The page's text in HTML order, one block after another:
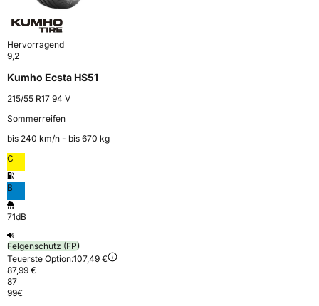
Hervorragend
9,2
Kumho Ecsta HS51
215/55 R17 94 V
Sommerreifen
bis 240 km⁠/⁠h - bis 670 kg
C
B
71dB
Felgenschutz (FP)
Teuerste Option:107,49 €
87,99 €
87
99€